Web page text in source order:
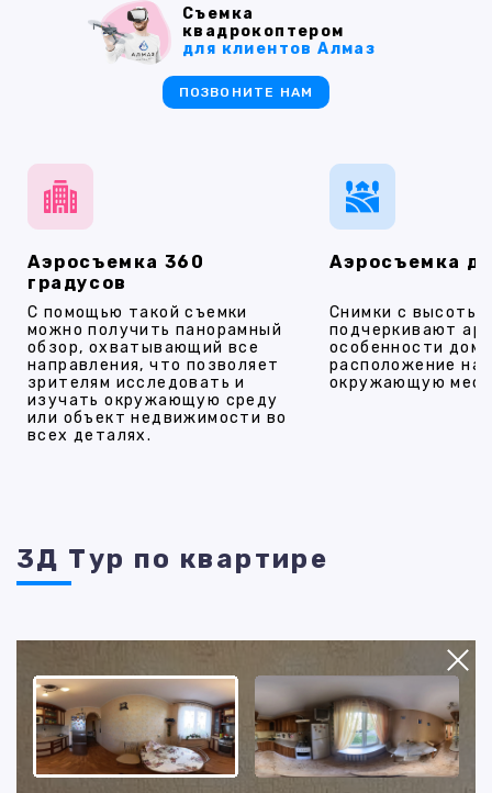
Аэросъемка 360
градусов
С помощью такой съемки
можно получить панорамный
обзор, охватывающий все
направления, что позволяет
зрителям исследовать и
изучать окружающую среду
или объект недвижимости во
всех деталях.
Аэросъемка
Снимки с высоты
подчеркивают
особенности
расположение на
окружающую
Съемка
квадрокоптером
для клиентов Алмаз
ПОЗВОНИТЕ НАМ
3Д Тур по квартире